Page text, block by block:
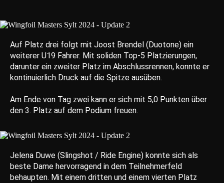
Auf Platz drei folgt mit Joost Brendel (Duotone) ein
weiterer U19 Fahrer. Mit soliden Top-5 Platzierungen,
darunter ein zweiter Platz im Abschlussrennen, konnte er
kontinuierlich Druck auf die Spitze ausüben.
Am Ende von Tag zwei kann er sich mit 5,0 Punkten über
den 3. Platz auf dem Podium freuen.
Jelena Duwe (Slingshot / Ride Engine) konnte sich als
beste Dame hervorragend in dem Teilnehmerfeld
behaupten. Mit einem dritten und einem vierten Platz